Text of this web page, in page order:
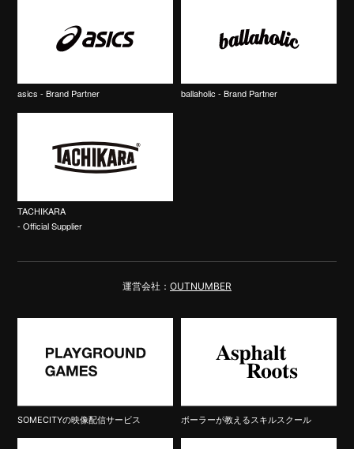
asics - Brand Partner ballaholic - Brand Partner
TACHIKARA
- Official Supplier
運営会社： OUTNUMBER
SOMECITYの映像配信サービス ボーラーが教えるスキルスクール